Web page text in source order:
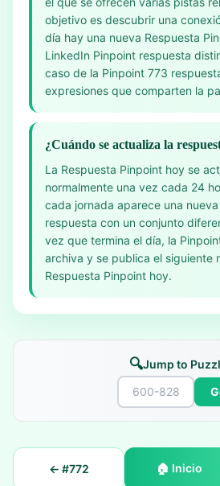
objetivo es descubrir una
día hay una nueva Respuesta
LinkedIn Pinpoint respuesta
caso de la Pinpoint 773
expresiones que comparten la
¿Cuándo se actualiza la
La Respuesta Pinpoint hoy se
normalmente una vez cada 24
cada jornada aparece una
respuesta con un conjunto
vez que termina el día, la
archiva y se publica el siguiente
Respuesta Pinpoint hoy.
🔍Jump to
← #772 🏠 Inicio